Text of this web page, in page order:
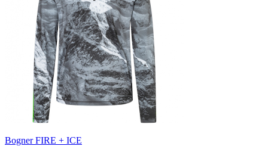
Bogner FIRE + ICE